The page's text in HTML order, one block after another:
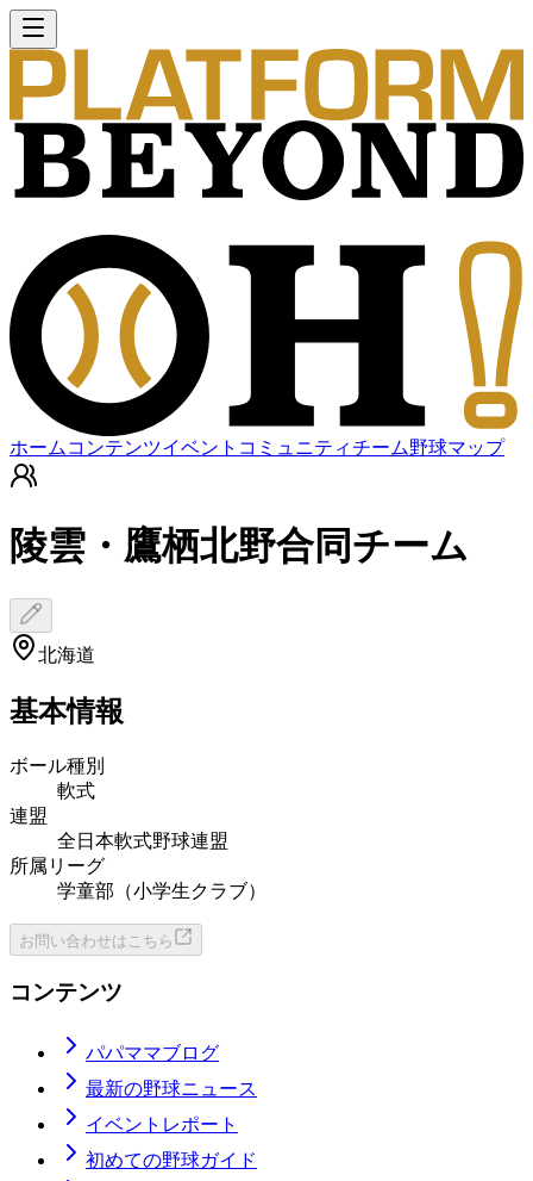
ホーム コンテンツイベント コミュニティチーム野球マップ
陵雲・鷹栖北野合同チーム
北海道
基本情報
ボール種別
軟式
連盟
全日本軟式野球連盟
所属リーグ
学童部（小学生クラブ）
お問い合わせはこちら
コンテンツ
パパママブログ
最新の野球ニュース
イベントレポート
初めての野球ガイド